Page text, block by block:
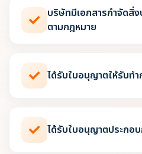
บริษัทมีเอกสารกำจัดสิ่
ตามกฎหมาย
ได้รับใบอนุญาตให้รับท
ได้รับใบอนุญาตประกอบ